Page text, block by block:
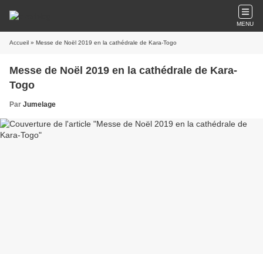
MENU
Accueil » Messe de Noël 2019 en la cathédrale de Kara-Togo
Messe de Noël 2019 en la cathédrale de Kara-
Togo
Par Jumelage